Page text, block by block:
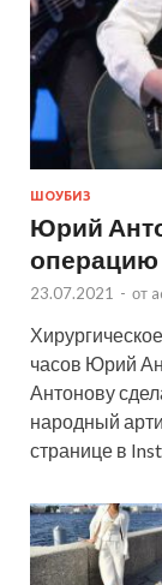
ШОУБИЗ
Юрий
операцию
23.07.2021 - от
часов Юрий
Антонову
народный
странице в